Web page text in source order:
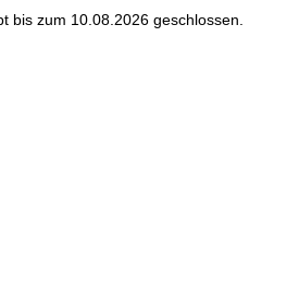
bis zum 10.08.2026 geschlossen.